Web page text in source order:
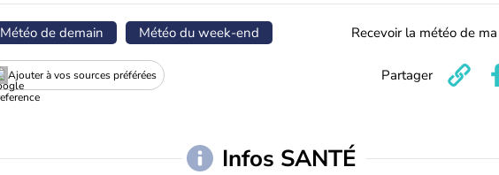
Météo de demain Météo du week-end Recevoir la météo de
Ajouter à vos sources préférées Partager
Infos SANTÉ